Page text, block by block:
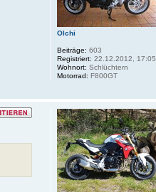
Olchi
Beiträge: 603
Registriert: 22.12.2012, 17:05
Wohnort: Schlüchtern
Motorrad: F800GT